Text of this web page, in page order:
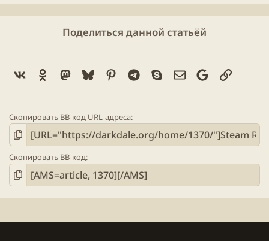
Поделиться данной статьёй
Vk Ok Mastodon
BlueskyPinterestTelegram
SkypeЭлектронная
GoogleСсылка
Скопировать BB-код URL-адреса
Скопировать BB-код